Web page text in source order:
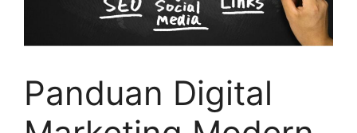
Panduan Digital